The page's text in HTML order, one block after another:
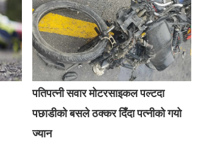
पतिपत्नी सवार मोटरसाइकल पल्टदा
पछाडीको बसले ठक्कर दिँदा पत्नीको गयो
ज्यान